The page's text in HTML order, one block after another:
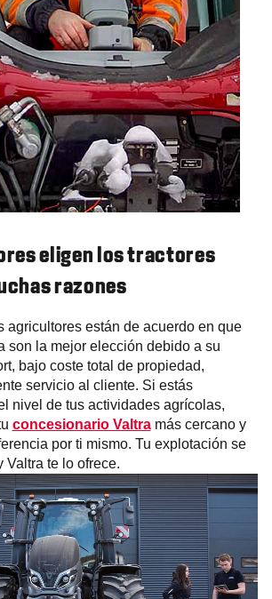
eligen los tractores
razones
agricultores están de acuerdo en que
son la mejor elección debido a su
bajo coste total de propiedad,
servicio al cliente. Si estás
nivel de tus actividades agrícolas,
concesionario Valtramás cercano y
por ti mismo. Tu explotación se
Valtra te lo ofrece.